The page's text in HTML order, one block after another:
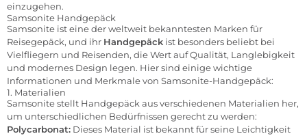
einzugehen.
Samsonite Handgepäck
Samsonite ist eine der weltweit bekanntesten Marken für
Reisegepäck, und ihr Handgepäck ist besonders beliebt bei
Vielfliegern und Reisenden, die Wert auf Qualität, Langlebigkeit
und modernes Design legen. Hier sind einige wichtige
Informationen und Merkmale von Samsonite-Handgepäck:
1. Materialien
Samsonite stellt Handgepäck aus verschiedenen Materialien her,
um unterschiedlichen Bedürfnissen gerecht zu werden:
Polycarbonat: Dieses Material ist bekannt für seine Leichtigkeit